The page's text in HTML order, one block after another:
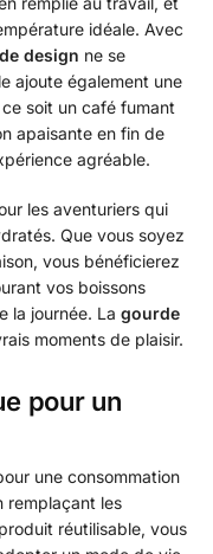
idéale. Avec
design ne se
ajoute également une
soit un café fumant
apaisante en fin de
agréable.
les aventuriers qui
Que vous soyez
vous bénéficierez
vos boissons
la journée. La gourde
moments de plaisir.
pour un
une consommation
remplaçant les
réutilisable, vous